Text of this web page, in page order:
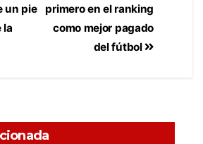
primero en el ranking
como mejor pagado
del fútbol
un pie
la